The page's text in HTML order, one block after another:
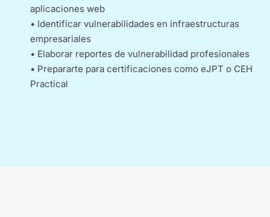
aplicaciones web
• Identificar vulnerabilidades en infraestructuras
empresariales
• Elaborar reportes de vulnerabilidad profesionales
• Prepararte para certificaciones como eJPT o CEH
Practical